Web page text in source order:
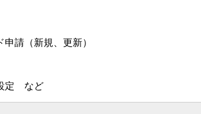
申請（新規、更新）
定 など